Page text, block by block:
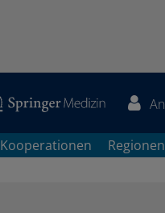
Kooperationen Regionen